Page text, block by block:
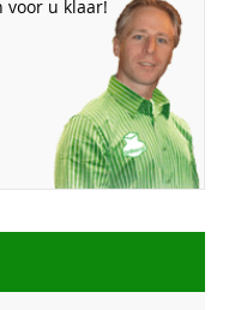
voor u klaar!